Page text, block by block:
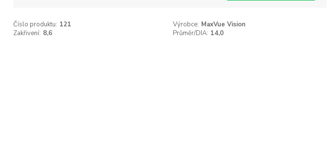
Číslo produktu: 121 Výrobce: MaxVue Vision
Zakřivení: 8,6 Průměr/DIA: 14,0